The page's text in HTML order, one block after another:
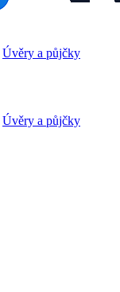
Úvěry a půjčky
Úvěry a půjčky